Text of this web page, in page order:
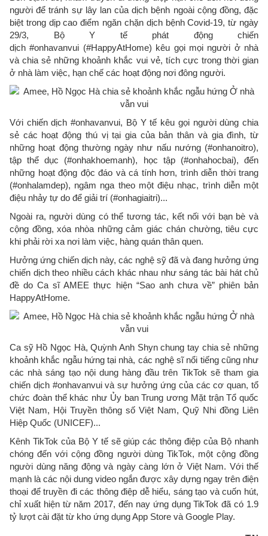
người để tránh sự lây lan của dịch bệnh ngoài cộng đồng, đặc
biệt trong dịp cao điểm ngăn chặn dịch bệnh Covid-19, từ ngày
29/3, Bộ Y tế phát động chiến
dịch #onhavanvui (#HappyAtHome) kêu gọi mọi người ở nhà
và chia sẻ những khoảnh khắc vui vẻ, tích cực trong thời gian
ở nhà làm việc, hạn chế các hoạt động nơi đông người.
Với chiến dịch #onhavanvui, Bộ Y tế kêu gọi người dùng chia
sẻ các hoạt động thú vị tại gia của bản thân và gia đình, từ
những hoạt động thường ngày như nấu nướng (#onhanoitro),
tập thể dục (#onhakhoemanh), học tập (#onhahocbai), đến
những hoạt động độc đáo và cá tính hơn, trình diễn thời trang
(#onhalamdep), ngâm nga theo một điệu nhạc, trình diễn một
điệu nhảy tự do để giải trí (#onhagiaitri)...
Ngoài ra, người dùng có thể tương tác, kết nối với bạn bè và
cộng đồng, xóa nhòa những cảm giác chán chường, tiêu cực
khi phải rời xa nơi làm việc, hàng quán thân quen.
Hưởng ứng chiến dịch này, các nghệ sỹ đã và đang hưởng ứng
chiến dịch theo nhiều cách khác nhau như sáng tác bài hát chủ
đề do Ca sĩ AMEE thực hiện “Sao anh chưa về” phiên bản
HappyAtHome.
Ca sỹ Hồ Ngọc Hà, Quỳnh Anh Shyn chung tay chia sẻ những
khoảnh khắc ngẫu hứng tại nhà, các nghệ sĩ nổi tiếng cũng như
các nhà sáng tạo nội dung hàng đầu trên TikTok sẽ tham gia
chiến dịch #onhavanvui và sự hưởng ứng của các cơ quan, tổ
chức đoàn thể khác như Ủy ban Trung ương Mặt trận Tổ quốc
Việt Nam, Hội Truyền thông số Việt Nam, Quỹ Nhi đồng Liên
Hiệp Quốc (UNICEF)...
Kênh TikTok của Bộ Y tế sẽ giúp các thông điệp của Bộ nhanh
chóng đến với cộng đồng người dùng TikTok, một cộng đồng
người dùng năng động và ngày càng lớn ở Việt Nam. Với thế
mạnh là các nội dung video ngắn được xây dựng ngay trên điện
thoại để truyền đi các thông điệp dễ hiểu, sáng tạo và cuốn hút,
chỉ xuất hiện từ năm 2017, đến nay ứng dụng TikTok đã có 1.9
tỷ lượt cài đặt từ kho ứng dụng App Store và Google Play.